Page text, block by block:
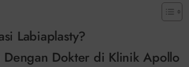
Labiaplasty?
Dengan Dokter di Klinik Apollo